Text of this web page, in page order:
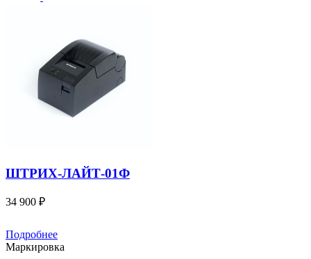
ШТРИХ-ЛАЙТ-01Ф
34 900 ₽
Подробнее
Маркировка